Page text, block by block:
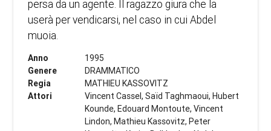
persa da un agente. Il ragazzo giura che la
userà per vendicarsi, nel caso in cui Abdel
muoia.
Anno
1995
Genere
DRAMMATICO
Regia
MATHIEU KASSOVITZ
Attori
Vincent Cassel, Saïd Taghmaoui, Hubert
Kounde, Edouard Montoute, Vincent
Lindon, Mathieu Kassovitz, Peter